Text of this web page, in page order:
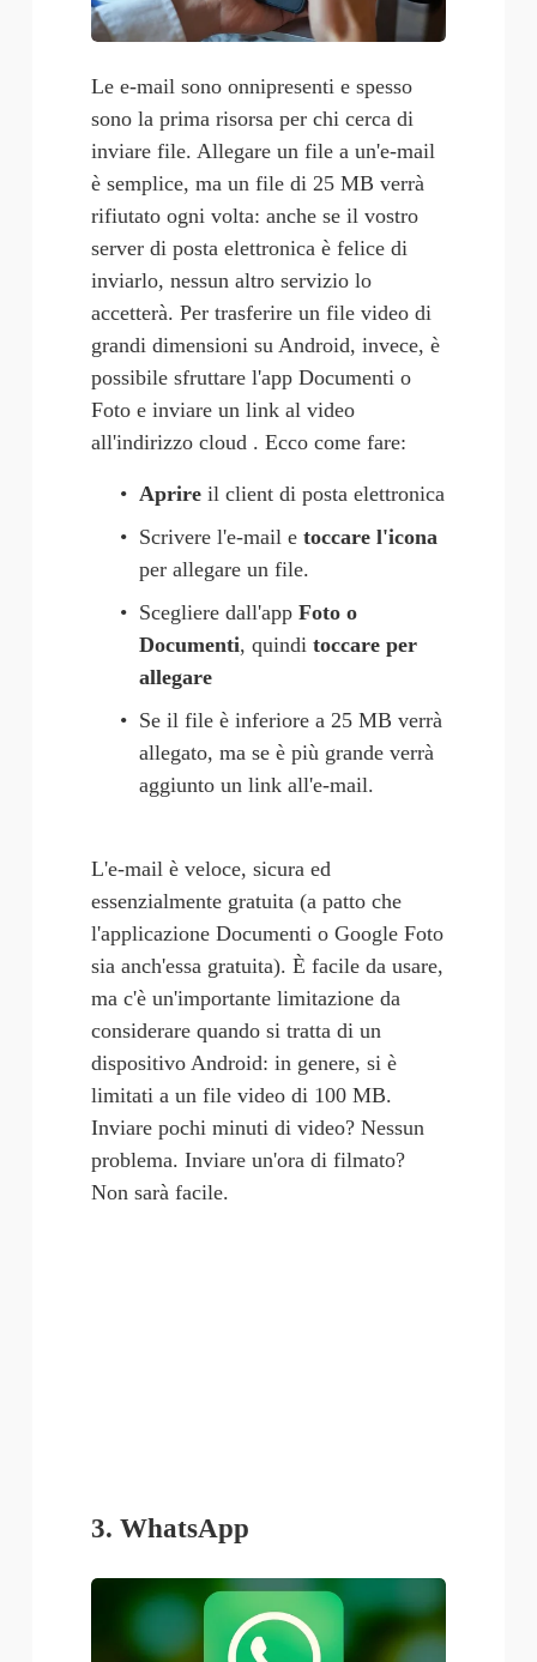
Le e-mail sono onnipresenti e spesso
sono la prima risorsa per chi cerca di
inviare file. Allegare un file a un'e-mail
è semplice, ma un file di 25 MB verrà
rifiutato ogni volta: anche se il vostro
server di posta elettronica è felice di
inviarlo, nessun altro servizio lo
accetterà. Per trasferire un file video di
grandi dimensioni su Android, invece, è
possibile sfruttare l'app Documenti o
Foto e inviare un link al video
all'indirizzo cloud . Ecco come fare:
Aprire il client di posta elettronica
Scrivere l'e-mail e toccare l'icona
per allegare un file.
Scegliere dall'app Foto o
Documenti, quindi toccare per
allegare
Se il file è inferiore a 25 MB verrà
allegato, ma se è più grande verrà
aggiunto un link all'e-mail.
L'e-mail è veloce, sicura ed
essenzialmente gratuita (a patto che
l'applicazione Documenti o Google Foto
sia anch'essa gratuita). È facile da usare,
ma c'è un'importante limitazione da
considerare quando si tratta di un
dispositivo Android: in genere, si è
limitati a un file video di 100 MB.
Inviare pochi minuti di video? Nessun
problema. Inviare un'ora di filmato?
Non sarà facile.
3. WhatsApp